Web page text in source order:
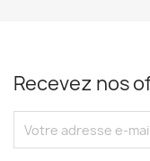
Recevez nos